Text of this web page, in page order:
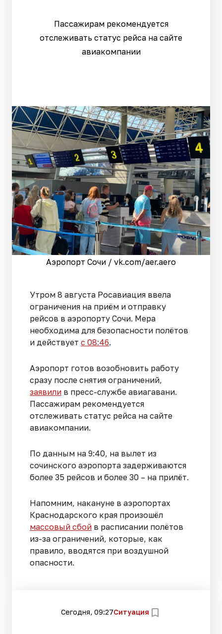
Пассажирам рекомендуется
отслеживать статус рейса на сайте
авиакомпании
Аэропорт Сочи / vk.com/aer.aero
Утром 8 августа Росавиация ввела
ограничения на приём и отправку
рейсов в аэропорту Сочи. Мера
необходима для безопасности полётов
и действует с 08:46.
Аэропорт готов возобновить работу
сразу после снятия ограничений,
заявили в пресс-службе авиагавани.
Пассажирам рекомендуется
отслеживать статус рейса на сайте
авиакомпании.
По данным на 9:40, на вылет из
сочинского аэропорта задерживаются
более 35 рейсов и более 30 – на прилёт.
Напомним, накануне в аэропортах
Краснодарского края произошёл
массовый сбой в расписании полётов
из-за ограничений, которые, как
правило, вводятся при воздушной
опасности.
Сегодня, 09:27Ситуация